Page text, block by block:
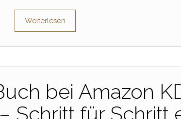
Weiterlesen
bei Amazon
Schritt für Schritt